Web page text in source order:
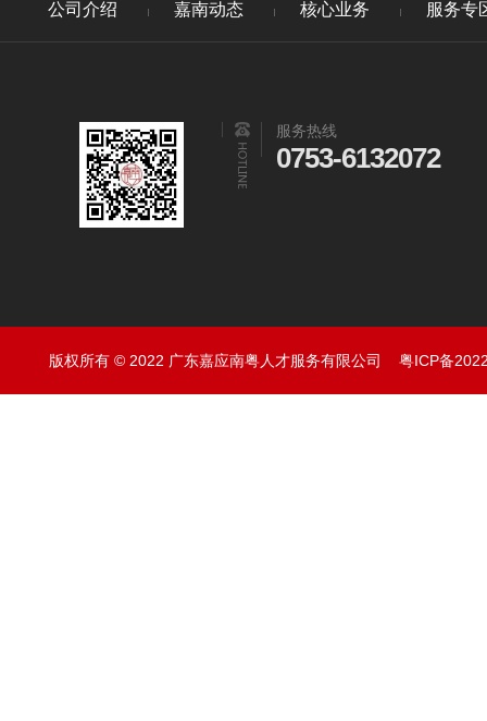
公司介绍 嘉南动态 核心业务 服务专
服务热线
0753-6132072
版权所有 © 2022 广东嘉应南粤人才服务有限公司 粤ICP备